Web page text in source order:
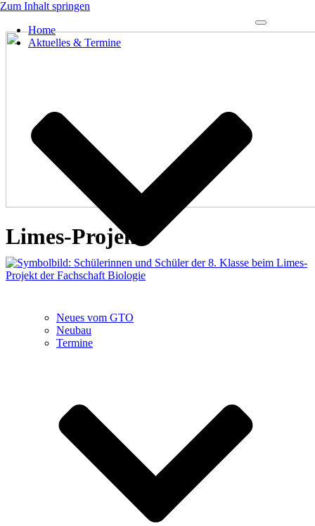
Zum Inhalt springen
Home
Aktuelles & Termine
Neues vom GTO
Neubau
Termine
Navigations-
Limes-Projekt